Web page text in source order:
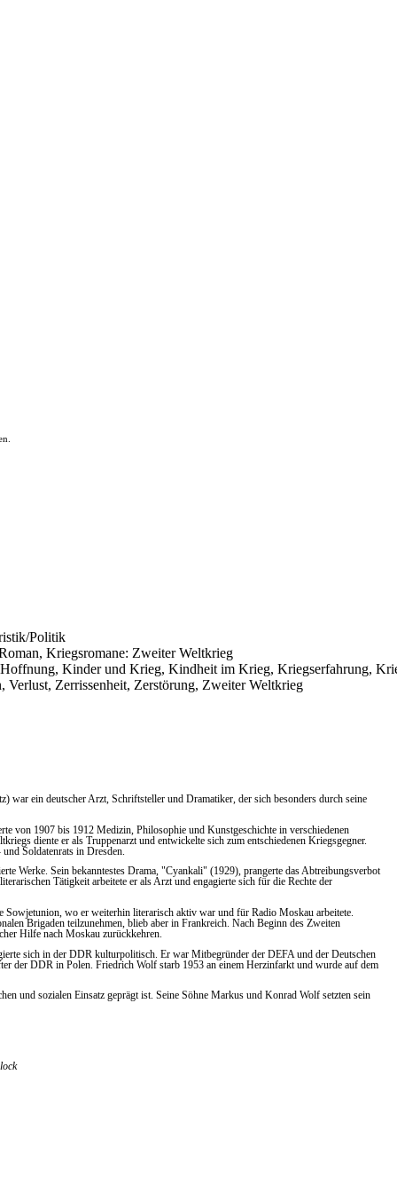
Politik
Kriegsromane: Zweiter Weltkrieg
Kinder und Krieg, Kindheit im Krieg, Kriegserfahrung,
Zerrissenheit, Zerstörung, Zweiter Weltkrieg
ein deutscher Arzt, Schriftsteller und Dramatiker, der sich besonders durch seine
von 1907 bis 1912 Medizin, Philosophie und Kunstgeschichte in verschiedenen
diente er als Truppenarzt und entwickelte sich zum entschiedenen Kriegsgegner.
Soldatenrats in Dresden.
Werke. Sein bekanntestes Drama, "Cyankali" (1929), prangerte das Abtreibungsverbot
Tätigkeit arbeitete er als Arzt und engagierte sich für die Rechte der
wo er weiterhin literarisch aktiv war und für Radio Moskau arbeitete.
Brigaden teilzunehmen, blieb aber in Frankreich. Nach Beginn des Zweiten
Hilfe nach Moskau zurückkehren.
sich in der DDR kulturpolitisch. Er war Mitbegründer der DEFA und der Deutschen
der DDR in Polen. Friedrich Wolf starb 1953 an einem Herzinfarkt und wurde auf dem
und sozialen Einsatz geprägt ist. Seine Söhne Markus und Konrad Wolf setzten sein